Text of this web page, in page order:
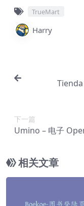
TrueMart
Harry
Tienda
下一篇
Umino – 电子
相关文章